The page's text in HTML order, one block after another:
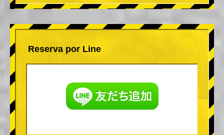
Reserva por Line